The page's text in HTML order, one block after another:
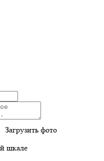
Загрузить фото
шкале